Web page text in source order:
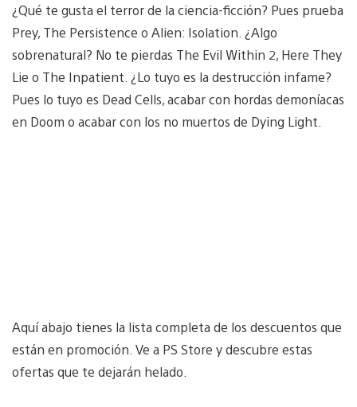
¿Qué te gusta el terror de la ciencia-ficción? Pues prueba
Prey, The Persistence o Alien: Isolation. ¿Algo
sobrenatural? No te pierdas The Evil Within 2, Here They
Lie o The Inpatient. ¿Lo tuyo es la destrucción infame?
Pues lo tuyo es Dead Cells, acabar con hordas demoníacas
en Doom o acabar con los no muertos de Dying Light.
Aquí abajo tienes la lista completa de los descuentos que
están en promoción. Ve a PS Store y descubre estas
ofertas que te dejarán helado.